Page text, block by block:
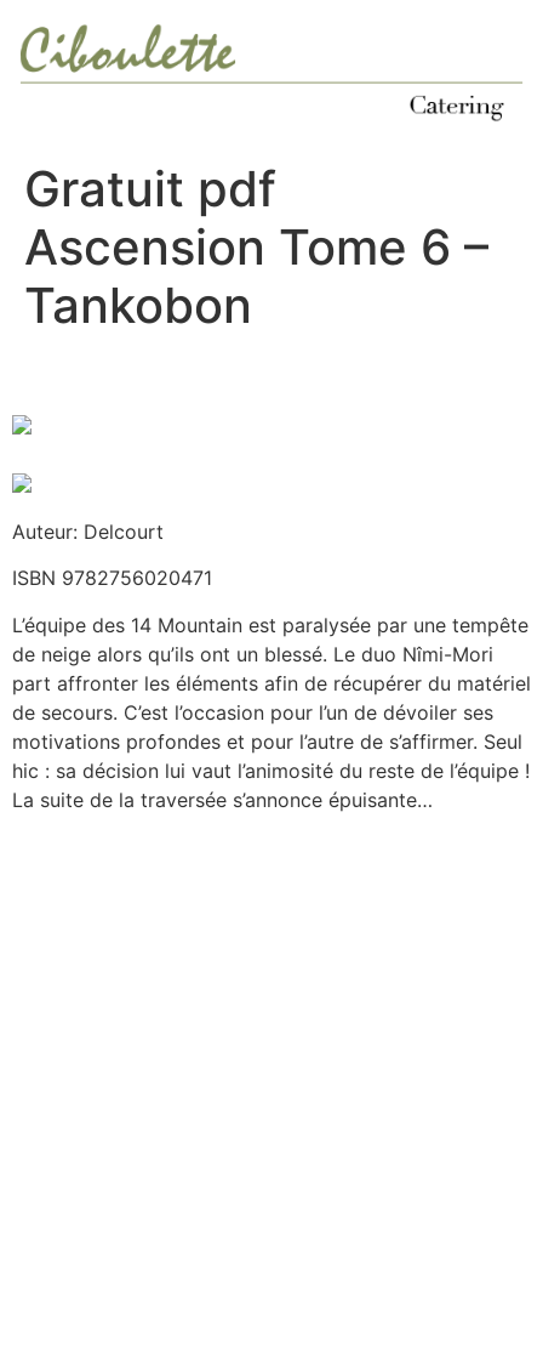
contenido
Gratuit pdf
Ascension Tome 6 –
Tankobon
Auteur: Delcourt
ISBN 9782756020471
L’équipe des 14 Mountain est paralysée par une tempête
de neige alors qu’ils ont un blessé. Le duo Nîmi-Mori
part affronter les éléments afin de récupérer du matériel
de secours. C’est l’occasion pour l’un de dévoiler ses
motivations profondes et pour l’autre de s’affirmer. Seul
hic : sa décision lui vaut l’animosité du reste de l’équipe !
La suite de la traversée s’annonce épuisante…